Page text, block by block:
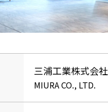
三浦工業株式会社
MIURA CO., LTD.